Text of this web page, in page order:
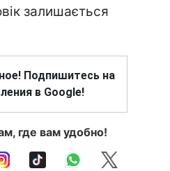
залишається
Подпишитесь на
в Google!
где вам удобно!